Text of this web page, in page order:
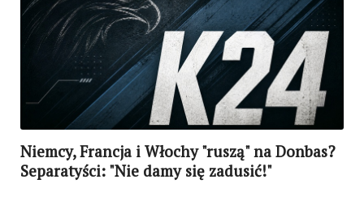
Niemcy, Francja i Włochy "ruszą" na Donbas?
Separatyści: "Nie damy się zadusić!"